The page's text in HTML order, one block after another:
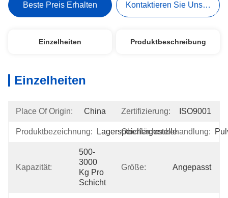
Beste Preis Erhalten Kontaktieren Sie Uns Jetzt
Einzelheiten Produktbeschreibung
Einzelheiten
Place Of Origin: China Zertifizierung: ISO9001
Produktbezeichnung: Lagerspeichergestelle
Oberflächenbehandlung:
Kapazität:
500-
3000
Kg Pro
Schicht
Größe: Angepasst